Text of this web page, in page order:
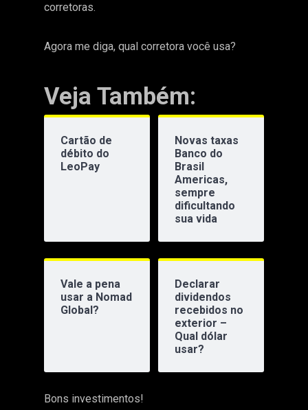
corretoras.
Agora me diga, qual corretora você usa?
Veja Também:
Cartão de
débito do
LeoPay
Novas taxas
Banco do
Brasil
Americas,
sempre
dificultando
sua vida
Vale a pena
usar a Nomad
Global?
Declarar
dividendos
recebidos no
exterior –
Qual dólar
usar?
Bons investimentos!